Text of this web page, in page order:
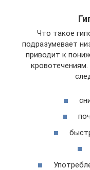
Что такое
подразумевает
приводит к